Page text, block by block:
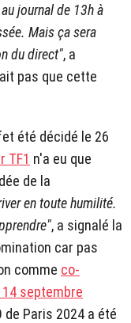
journal de 13h à
Mais ça sera
du direct", a
pas que cette
été décidé le 26
TF1 n'a eu que
de la
en toute humilité.
, a signalé la
car pas
comme co-
septembre
Paris 2024 a été